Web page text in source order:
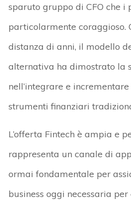
sparuto gruppo di CFO che i
particolarmente coraggioso.
distanza di anni, il modello
alternativa ha dimostrato la
nell’integrare e incrementare
strumenti finanziari
L’offerta Fintech è ampia e
rappresenta un canale di
ormai fondamentale per
business oggi necessaria per